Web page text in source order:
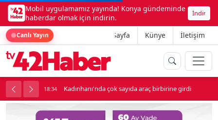
Mobil uygulamamız yayında! Konya gündeminde
haberdar olmak için indirin.
İndir
Canlı Yayın Ana Sayfa Künye İletişim
soygun 18:34 Kadınhanı'nda çok sayıda araç birbirine girdi